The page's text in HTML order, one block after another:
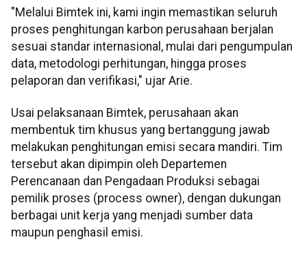
"Melalui Bimtek ini, kami ingin memastikan seluruh
proses penghitungan karbon perusahaan berjalan
sesuai standar internasional, mulai dari pengumpulan
data, metodologi perhitungan, hingga proses
pelaporan dan verifikasi," ujar Arie.
Usai pelaksanaan Bimtek, perusahaan akan
membentuk tim khusus yang bertanggung jawab
melakukan penghitungan emisi secara mandiri. Tim
tersebut akan dipimpin oleh Departemen
Perencanaan dan Pengadaan Produksi sebagai
pemilik proses (process owner), dengan dukungan
berbagai unit kerja yang menjadi sumber data
maupun penghasil emisi.